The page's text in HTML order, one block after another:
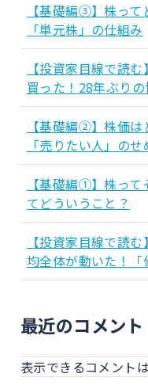
【基礎編③】株っ
「単元株」の仕組み
【投資家目線で読
買った！28年ぶり
【基礎編②】株価
「売りたい人」の
【基礎編①】株っ
てどういうこと？
【投資家目線で読
均全体が動いた！「
最近のコメント
表示できるコメント